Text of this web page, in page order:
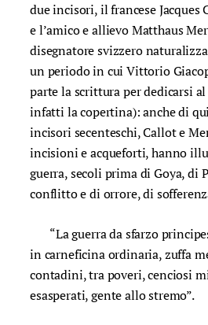
due incisori, il francese Jacques
e l’amico e allievo Matthaus
disegnatore svizzero
un periodo in cui Vittorio
parte la scrittura per dedicarsi al
infatti la copertina): anche di
incisori secenteschi, Callot e
incisioni e acqueforti, hanno
guerra, secoli prima di Goya, di
conflitto e di orrore, di
“La guerra da sfarzo
in carneficina ordinaria, zuffa
contadini, tra poveri, cenciosi
esasperati, gente allo stremo”.